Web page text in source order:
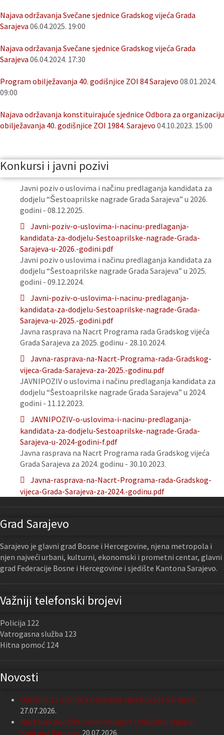
Najava održavanja Svečane sjednice Gradskog vijeća Grada
Sarajeva 06.04.2025. 19:00
Najava održavanja Svečane sjednice Gradskog vijeća Grada
Sarajeva 06.04.2024. 17:30
Program obilježavanja 40. godišnjice ZOI 84 Sarajevo 08.01.2024.
09:00
Najava održavanja konstituirajuće sjednice Odbora za organizaciju
obilježavanja 40. godišnjice ZOI 1984. Sarajevo 04.10.2023. 15:00
Konkursi i javni pozivi
Javni poziv o uslovima i načinu predlaganja kandidata za
dodjelu “Šestoaprilske nagrade Grada Sarajeva” u 2026.
godini - 08.12.2025.
Javni-poziv-o-uslovima-i-nacinu-predlaganja-
kandidata-za-dodjelu-Sestoaprilske-nagrade-Grada-
Sarajeva-u-2026.-godini.pdf
Javni poziv o uslovima i načinu predlaganja kandidata za
dodjelu “Šestoaprilske nagrade Grada Sarajeva” u 2025.
godini - 09.12.2024.
Javni-poziv-o-uslovima-i-nacinu-predlaganja-
kandidata-za-dodjelu-Sestoaprilske-nagrade-Grada-
Sarajeva-u-2025.-godini.pdf
Javna rasprava na Nacrt Programa rada Gradskog vijeća
Grada Sarajeva za 2025. godinu - 28.10.2024.
Javna-rasprava-na-Nacrt-Programa-rada-Gradskog-
vijeca-Grada-Sarajeva-za-2025.-godinu.pdf
JAVNIPOZIV o uslovima i načinu predlaganja kandidata za
dodjelu “Šestoaprilske nagrade Grada Sarajeva” u 2024.
godini - 11.12.2023.
JAVNIPOZIV-o-uslovima-i-nacinu-predlaganja-
kandidata-za-dodjelu-Sestoaprilske-nagrade-Grada-
Sarajeva-u-2024-godini-f.pdf
Javna rasprava na Nacrt Programa rada Gradskog vijeća
Grada Sarajeva za 2024. godinu - 30.10.2023.
Javna-rasprava-na-Nacrt-Programa-rada-Gradskog-
vijeca-Grada-Sarajeva-za-2024.-godinu.pdf
Grad Sarajevo
Sarajevo je glavni grad Bosne i Hercegovine, njena metropola i
njen najveći urbani, kulturni, ekonomski i prometni centar, glavni
grad Federacije Bosne i Hercegovine i sjedište Kantona Sarajevo.
Važniji telefonski brojevi
Policija 122
Vatrogasna služba 123
Hitna pomoć 124
Novosti
Održana 13. sjednica Gradskog vijeća Grada Sarajeva
27.07.2026.
Nastavak podrške Grada Sarajeva Udruženju slijepih
Kantona Sarajevo 20.07.2026.